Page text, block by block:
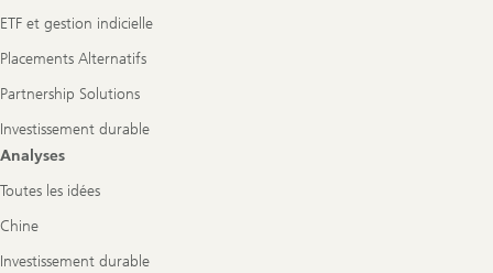
ETF et gestion indicielle
Placements Alternatifs
Partnership Solutions
Investissement durable
Analyses
Toutes les idées
Chine
Investissement durable